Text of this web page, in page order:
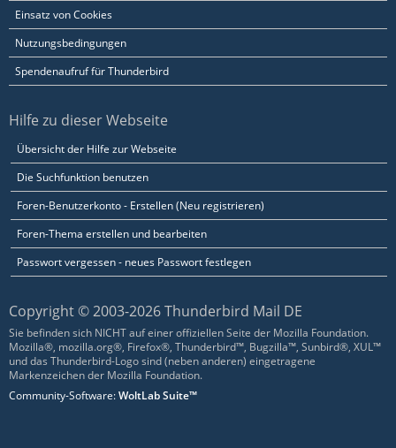
Einsatz von Cookies
Nutzungsbedingungen
Spendenaufruf für Thunderbird
Hilfe zu dieser Webseite
Übersicht der Hilfe zur Webseite
Die Suchfunktion benutzen
Foren-Benutzerkonto - Erstellen (Neu registrieren)
Foren-Thema erstellen und bearbeiten
Passwort vergessen - neues Passwort festlegen
Copyright © 2003-2026 Thunderbird Mail DE
Sie befinden sich NICHT auf einer offiziellen Seite der Mozilla Foundation.
Mozilla®, mozilla.org®, Firefox®, Thunderbird™, Bugzilla™, Sunbird®, XUL™
und das Thunderbird-Logo sind (neben anderen) eingetragene
Markenzeichen der Mozilla Foundation.
Community-Software:WoltLab Suite™